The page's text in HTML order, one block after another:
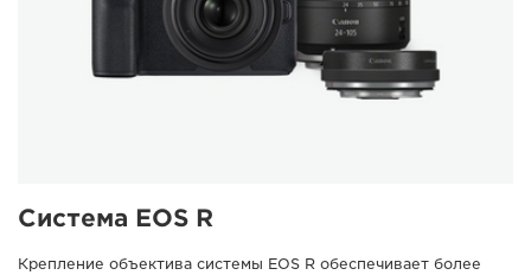
Система EOS R
Крепление объектива системы EOS R обеспечивает более